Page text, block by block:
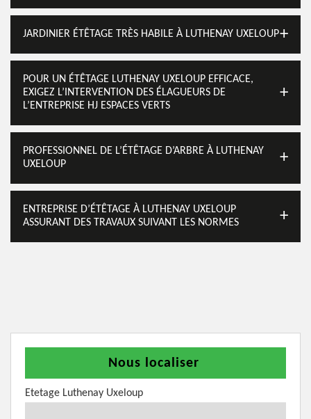
JARDINIER ÉTÊTAGE TRÈS HABILE À LUTHENAY UXELOUP
POUR UN ÉTÊTAGE LUTHENAY UXELOUP EFFICACE,
EXIGEZ L’INTERVENTION DES ÉLAGUEURS DE
L’ENTREPRISE HJ ESPACES VERTS
PROFESSIONNEL DE L’ÉTÊTAGE D’ARBRE À LUTHENAY
UXELOUP
ENTREPRISE D’ÉTÊTAGE À LUTHENAY UXELOUP
ASSURANT DES TRAVAUX SUIVANT LES NORMES
Nous localiser
Etetage Luthenay Uxeloup